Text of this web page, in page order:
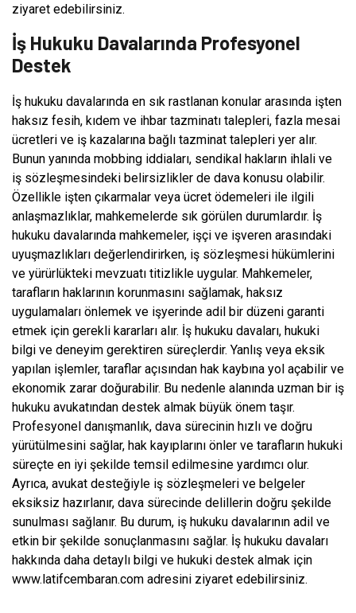
ziyaret edebilirsiniz.
İş Hukuku Davalarında Profesyonel
Destek
İş hukuku davalarında en sık rastlanan konular arasında işten
haksız fesih, kıdem ve ihbar tazminatı talepleri, fazla mesai
ücretleri ve iş kazalarına bağlı tazminat talepleri yer alır.
Bunun yanında mobbing iddiaları, sendikal hakların ihlali ve
iş sözleşmesindeki belirsizlikler de dava konusu olabilir.
Özellikle işten çıkarmalar veya ücret ödemeleri ile ilgili
anlaşmazlıklar, mahkemelerde sık görülen durumlardır. İş
hukuku davalarında mahkemeler, işçi ve işveren arasındaki
uyuşmazlıkları değerlendirirken, iş sözleşmesi hükümlerini
ve yürürlükteki mevzuatı titizlikle uygular. Mahkemeler,
tarafların haklarının korunmasını sağlamak, haksız
uygulamaları önlemek ve işyerinde adil bir düzeni garanti
etmek için gerekli kararları alır. İş hukuku davaları, hukuki
bilgi ve deneyim gerektiren süreçlerdir. Yanlış veya eksik
yapılan işlemler, taraflar açısından hak kaybına yol açabilir ve
ekonomik zarar doğurabilir. Bu nedenle alanında uzman bir iş
hukuku avukatından destek almak büyük önem taşır.
Profesyonel danışmanlık, dava sürecinin hızlı ve doğru
yürütülmesini sağlar, hak kayıplarını önler ve tarafların hukuki
süreçte en iyi şekilde temsil edilmesine yardımcı olur.
Ayrıca, avukat desteğiyle iş sözleşmeleri ve belgeler
eksiksiz hazırlanır, dava sürecinde delillerin doğru şekilde
sunulması sağlanır. Bu durum, iş hukuku davalarının adil ve
etkin bir şekilde sonuçlanmasını sağlar. İş hukuku davaları
hakkında daha detaylı bilgi ve hukuki destek almak için
www.latifcembaran.com adresini ziyaret edebilirsiniz.